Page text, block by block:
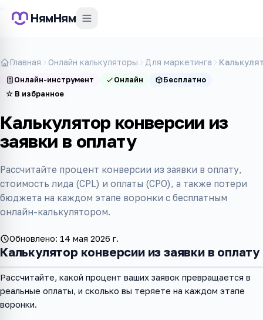
НямНям
Главная Онлайн калькуляторы Для маркетинга
Онлайн-инструмент Онлайн
Бесплатно
☆ В избранное
Калькулятор конверсии из
заявки в оплату
Рассчитайте процент конверсии из заявки в оплату,
стоимость лида (CPL) и оплаты (CPO), а также потери
бюджета на каждом этапе воронки с бесплатным
онлайн-калькулятором.
Обновлено: 14 мая 2026 г.
Калькулятор конверсии из заявки в оплату
Рассчитайте, какой процент ваших заявок превращается в
реальные оплаты, и сколько вы теряете на каждом этапе
воронки.